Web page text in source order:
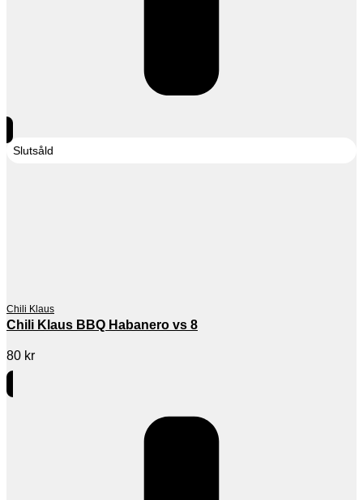
Slutsåld
Chili Klaus
Chili Klaus BBQ Habanero vs 8
80 kr